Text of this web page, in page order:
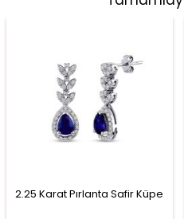
2.25 Karat Pırlanta Safir Küpe